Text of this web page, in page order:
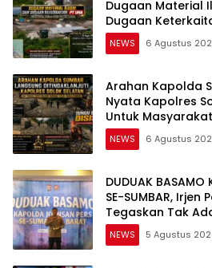
Dugaan Material
Dugaan
Diselidiki Tuntas
NEWS 6 Agustus
Arahan Kapolda
Nyata Kapolres
Untuk
Slogan
NEWS 6 Agustus
DUDUAK BASAMO
SE-SUMBAR,
Tegaskan Tak
Pelanggar Hukum
NEWS 5 Agustus